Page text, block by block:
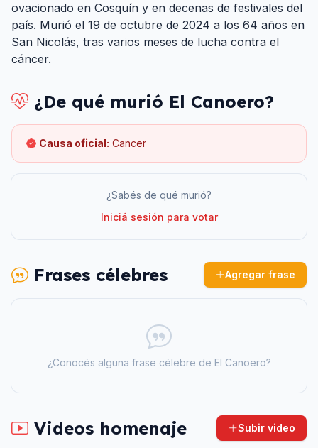
ovacionado en Cosquín y en decenas de festivales del
país. Murió el 19 de octubre de 2024 a los 64 años en
San Nicolás, tras varios meses de lucha contra el
cáncer.
¿De qué murió El Canoero?
Causa oficial: Cancer
¿Sabés de qué murió?
Iniciá sesión para votar
Frases célebres Agregar frase
¿Conocés alguna frase célebre de El Canoero?
Videos homenaje Subir video